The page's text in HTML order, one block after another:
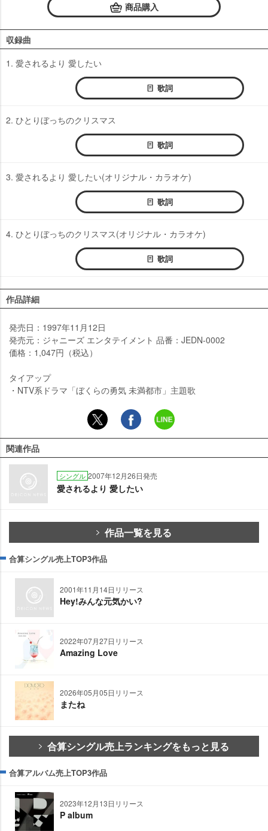
商品購入
収録曲
1. 愛されるより 愛したい
歌詞
2. ひとりぼっちのクリスマス
歌詞
3. 愛されるより 愛したい(オリジナル・カラオケ)
歌詞
4. ひとりぼっちのクリスマス(オリジナル・カラオケ)
歌詞
作品詳細
発売日：1997年11月12日
発売元：ジャニーズ エンタテイメント 品番：JEDN-0002
価格：1,047円（税込）
タイアップ
・NTV系ドラマ「ぼくらの勇気 未満都市」主題歌
関連作品
シングル 2007年12月26日発売
愛されるより 愛したい
作品一覧を見る
合算シングル売上TOP3作品
2001年11月14日リリース
Hey!みんな元気かい?
2022年07月27日リリース
Amazing Love
2026年05月05日リリース
またね
合算シングル売上ランキングをもっと見る
合算アルバム売上TOP3作品
2023年12月13日リリース
P album